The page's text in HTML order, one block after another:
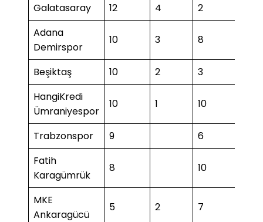
Galatasaray
12 4 2
Adana
Demirspor
10 3 8
Beşiktaş 10 2 3
HangiKredi
Ümraniyespor
10 1 10
Trabzonspor 9
6
Fatih
Karagümrük
8 10
MKE
Ankaragücü
5 2 7